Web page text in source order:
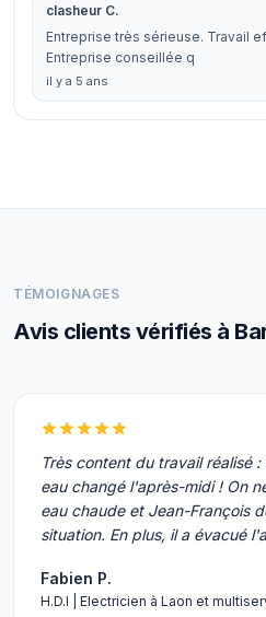
clasheur C.
Entreprise très sérieuse. Travail
Entreprise conseillée q
il y a 5 ans
TÉMOIGNAGES
Avis clients vérifiés à
Très content du travail réalisé
eau changé l'après-midi ! On
eau chaude et Jean-François
situation. En plus, il a évacué
Fabien P.
H.D.I | Electricien à Laon et